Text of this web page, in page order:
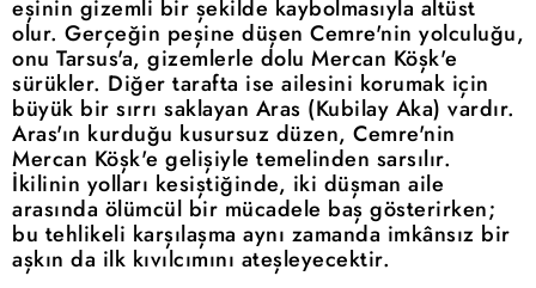
eşinin gizemli bir şekilde kaybolmasıyla altüst
olur. Gerçeğin peşine düşen Cemre'nin yolculuğu,
onu Tarsus'a, gizemlerle dolu Mercan Köşk'e
sürükler. Diğer tarafta ise ailesini korumak için
büyük bir sırrı saklayan Aras (Kubilay Aka) vardır.
Aras'ın kurduğu kusursuz düzen, Cemre'nin
Mercan Köşk'e gelişiyle temelinden sarsılır.
İkilinin yolları kesiştiğinde, iki düşman aile
arasında ölümcül bir mücadele baş gösterirken;
bu tehlikeli karşılaşma aynı zamanda imkânsız bir
aşkın da ilk kıvılcımını ateşleyecektir.